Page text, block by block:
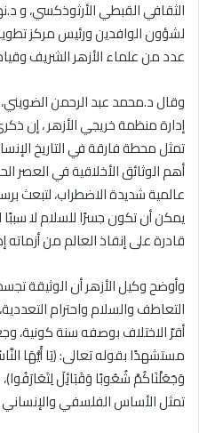
الثقافي القبطي الأرثوذكسي، و
لشؤون الوافدين ورئيس مركز تطوير
عدد من علماء الأزهر الشريف
وقال د.محمد عبد الرحمن
إدارة منظمة خريجي الأزهر ، إن
تمثل محطة فارقة في التاريخ
أهم الوثائق الأخلاقية في العصر
عالمية شديدة الاضطراب، لتبعث
يمكن أن تكون جسرًا للسلام لا سببًا
قادرة على إنقاذ العالم من
وأوضح وكيل الأزهر أن الوثيقة
التعاطف والسلام واحترام
أقرّ الاختلاف بوصفه سنة كونية،
مستشهدًا بقوله تعالى: ﴿يَا أَيُّهَا
وَجَعَلْنَاكُمْ شُعُوبًا وَقَبَائِلَ
تمثل الأساس الفلسفي والإنساني